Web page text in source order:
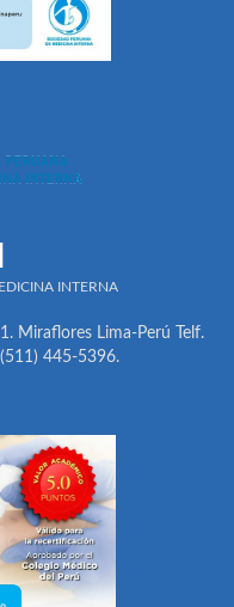
INTERNA
Miraflores Lima-Perú Telf.
445-5396.